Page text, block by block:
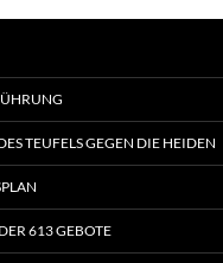
TEUFELS GEGEN DIE HEIDEN
613 GEBOTE